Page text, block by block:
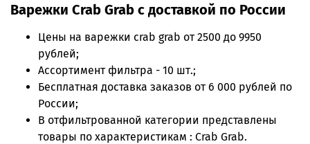
Варежки Crab Grab с доставкой по России
Цены на варежки crab grab от 2500 до 9950
рублей;
Ассортимент фильтра - 10 шт.;
Бесплатная доставка заказов от 6 000 рублей по
России;
В отфильтрованной категории представлены
товары по характеристикам : Crab Grab.